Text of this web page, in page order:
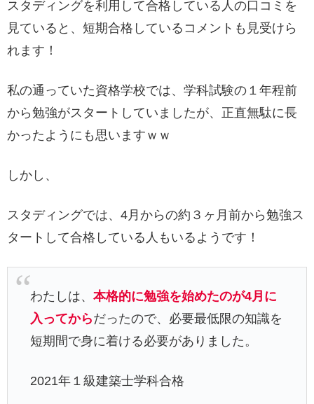
スタディングを利用して合格している人の口コミを
見ていると、短期合格しているコメントも見受けら
れます！
私の通っていた資格学校では、学科試験の１年程前
から勉強がスタートしていましたが、正直無駄に長
かったようにも思いますｗｗ
しかし、
スタディングでは、4月からの約３ヶ月前から勉強ス
タートして合格している人もいるようです！
わたしは、本格的に勉強を始めたのが4月に
入ってからだったので、必要最低限の知識を
短期間で身に着ける必要がありました。
2021年１級建築士学科合格